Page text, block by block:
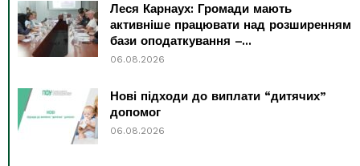
Леся Карнаух: Громади мають
активніше працювати над розширенням
бази оподаткування –...
06.08.2026
Нові підходи до виплати “дитячих”
допомог
06.08.2026